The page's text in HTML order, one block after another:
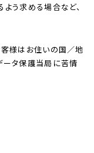
う求める場合など、
様はお住いの国／地
ータ保護当局に苦情